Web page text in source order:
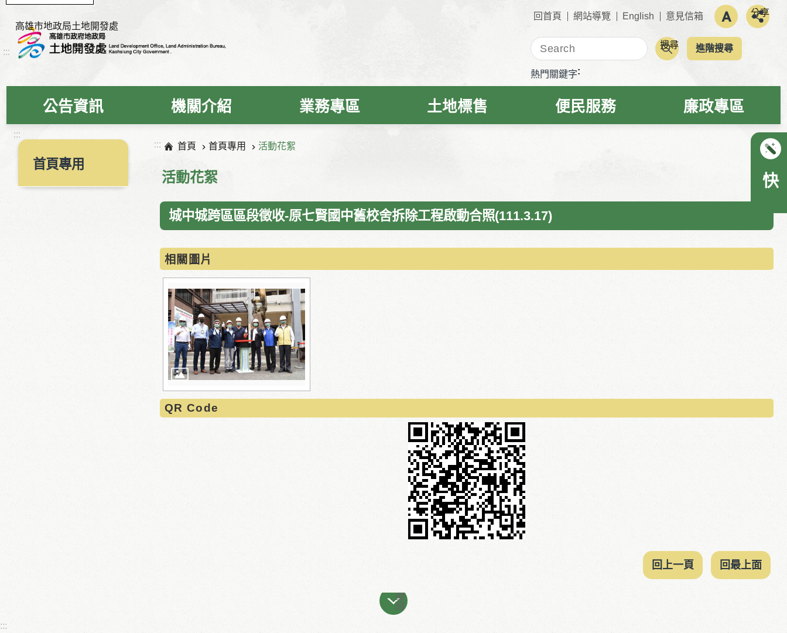
高雄市地政局土地開發處
回首頁 網站導覽 English 意見信箱 分享
搜尋 進階搜尋
熱門關鍵字
:::
公告資訊 機關介紹 業務專區 土地標售 便民服務 廉政專區
:::
首頁專用
快速連結
::: 首頁 首頁專用 活動花絮
活動花絮
內容
城中城跨區區段徵收-原七賢國中舊校舍拆除工程啟動合照(111.3.17)
相關圖片
QR Code
回上一頁 回最上面
關閉
:::